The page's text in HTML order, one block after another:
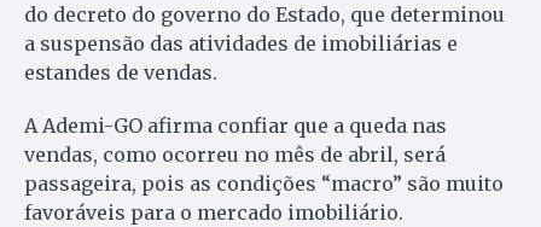
do decreto do governo do Estado, que determinou
a suspensão das atividades de imobiliárias e
estandes de vendas.
A Ademi-GO afirma confiar que a queda nas
vendas, como ocorreu no mês de abril, será
passageira, pois as condições “macro” são muito
favoráveis para o mercado imobiliário.